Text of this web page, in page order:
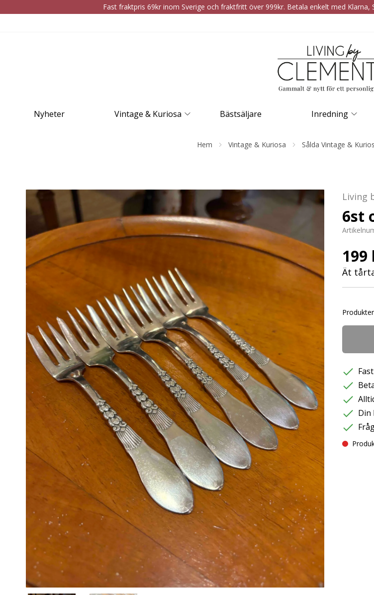
Fast fraktpris 69kr inom Sverige och fraktfritt över 999kr. Betala enkelt med Klarna,
Nyheter Vintage & Kuriosa Bästsäljare Inredning
Hem Vintage & Kuriosa Sålda Vintage &
Living
6st
199
Ät
Din